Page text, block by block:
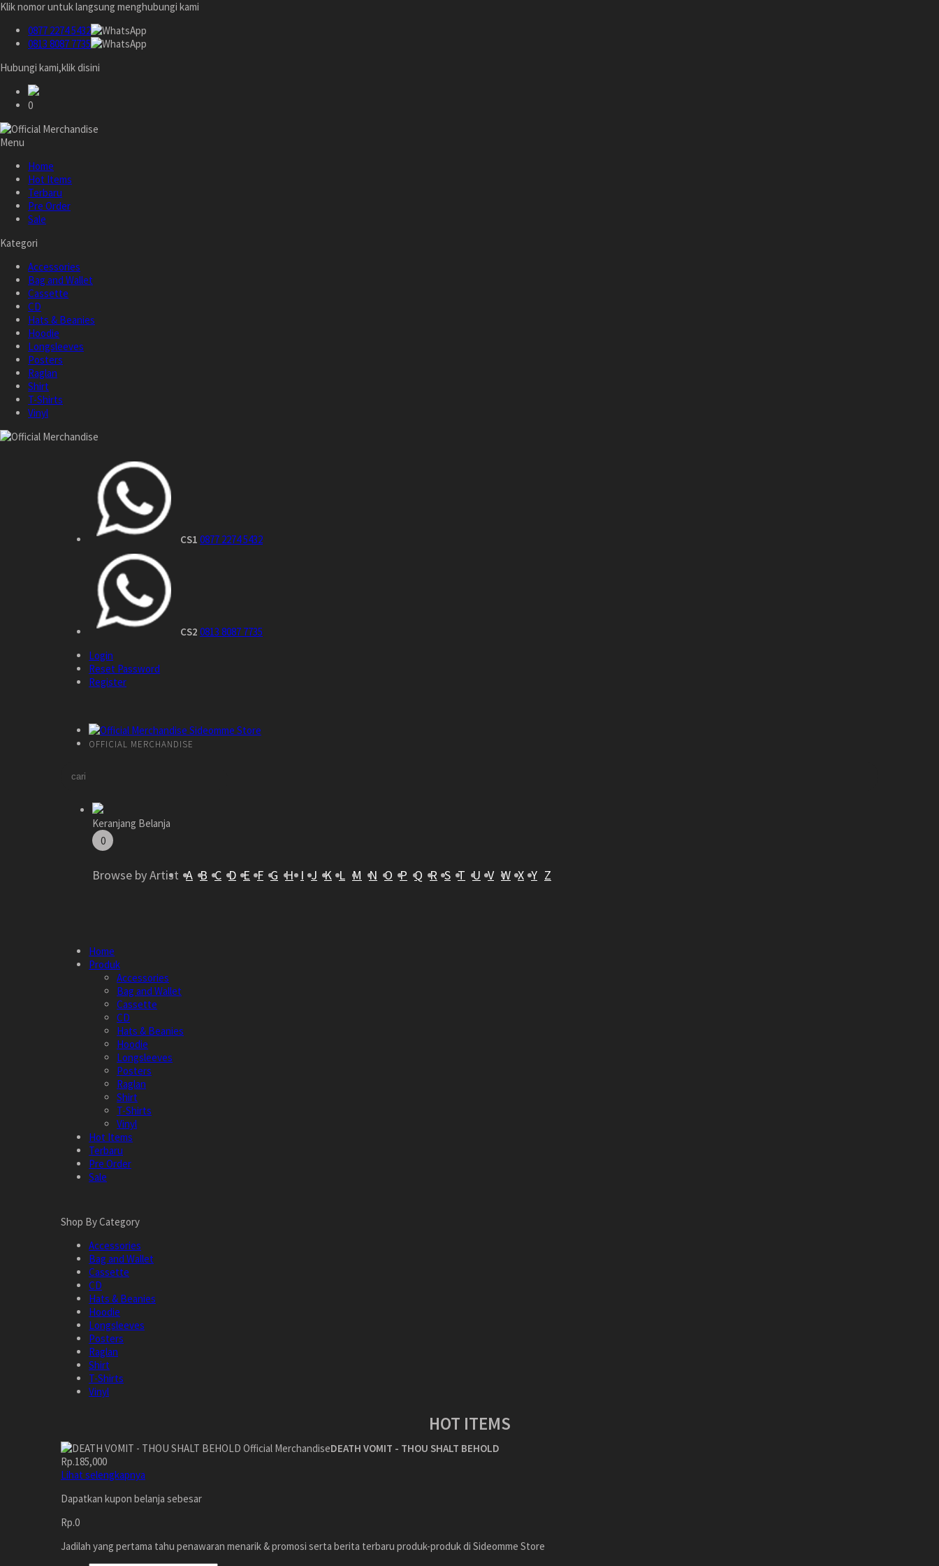
Klik nomor untuk langsung menghubungi kami
0877 2274 5432
0813 8087 7735
Hubungi kami,klik disini
0
Menu
Home
Hot Items
Terbaru
Pre Order
Sale
Kategori
Accessories
Bag and Wallet
Cassette
CD
Hats & Beanies
Hoodie
Longsleeves
Posters
Raglan
Shirt
T-Shirts
Vinyl
CS1 0877 2274 5432
CS2 0813 8087 7735
Login
Reset Password
Register
OFFICIAL MERCHANDISE
Keranjang Belanja
0
Browse by Artist A B C D E F G H I J K L M N O P Q R S T U V W X Y Z
Home
Produk
Accessories
Bag and Wallet
Cassette
CD
Hats & Beanies
Hoodie
Longsleeves
Posters
Raglan
Shirt
T-Shirts
Vinyl
Hot Items
Terbaru
Pre Order
Sale
Shop By Category
Accessories
Bag and Wallet
Cassette
CD
Hats & Beanies
Hoodie
Longsleeves
Posters
Raglan
Shirt
T-Shirts
Vinyl
HOT ITEMS
DEATH VOMIT - THOU SHALT BEHOLD
Rp.185,000
Lihat selengkapnya
Dapatkan kupon belanja sebesar
Rp.0
Jadilah yang pertama tahu penawaran menarik & promosi serta berita terbaru produk-produk di Sideomme Store